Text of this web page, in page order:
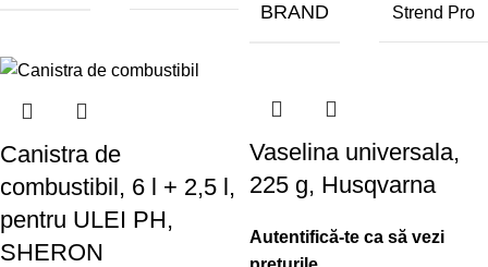
BRAND Strend Pro
Canistra de
combustibil, 6 l + 2,5 l,
pentru ULEI PH,
SHERON
Vaselina universala,
225 g, Husqvarna